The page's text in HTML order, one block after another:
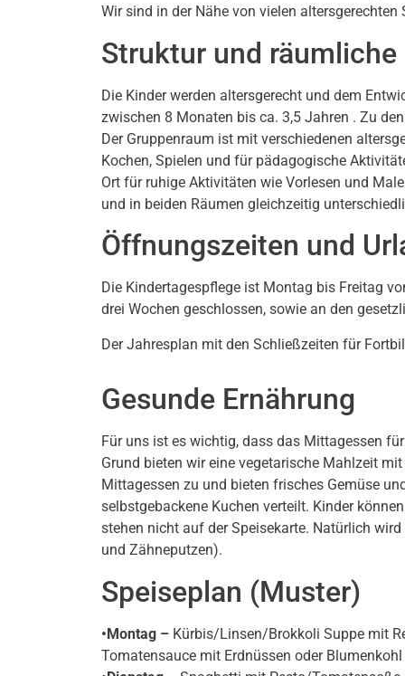
Wir sind in der Nähe von vielen altersgerechten
Struktur und
Die Kinder werden altersgerecht und dem
zwischen 8 Monaten bis ca. 3,5 Jahren . Zu
Der Gruppenraum ist mit verschiedenen
Kochen, Spielen und für pädagogische
Ort für ruhige Aktivitäten wie Vorlesen und
und in beiden Räumen gleichzeitig
Öffnungszeiten und
Die Kindertagespflege ist Montag bis Freitag
drei Wochen geschlossen, sowie an den
Der Jahresplan mit den Schließzeiten für
Gesunde Ernährung
Für uns ist es wichtig, dass das Mittagessen
Grund bieten wir eine vegetarische Mahlzeit
Mittagessen zu und bieten frisches Gemüse
selbstgebackene Kuchen verteilt. Kinder
stehen nicht auf der Speisekarte. Natürlich
und Zähneputzen).
Speiseplan (Muster)
•Montag – Kürbis/Linsen/Brokkoli Suppe mit
Tomatensauce mit Erdnüssen oder